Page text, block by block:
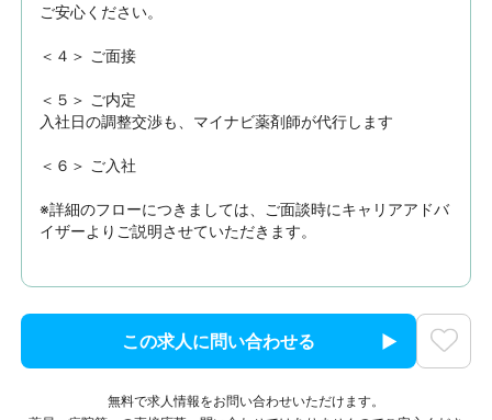
ご安心ください。
＜４＞ ご面接
＜５＞ ご内定
入社日の調整交渉も、マイナビ薬剤師が代行します
＜６＞ ご入社
※詳細のフローにつきましては、ご面談時にキャリアアドバ
イザーよりご説明させていただきます。
この求人に問い合わせる
無料で求人情報をお問い合わせいただけます。